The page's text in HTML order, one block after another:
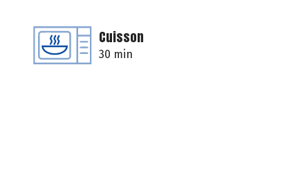
Cuisson
30 min